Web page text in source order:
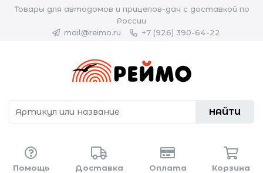
Товары для автодомов и прицепов-дач с доставкой по
России
mail@reimo.ru
+7 (926) 390-64-22
НАЙТИ
Помощь Доставка Оплата Корзина